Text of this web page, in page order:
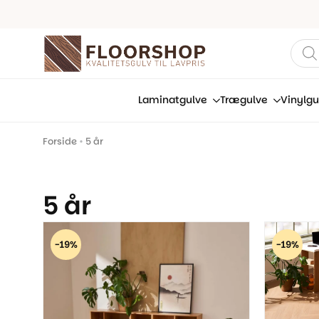
Laminatgulve Trægulve
Forside • 5 år
5 år
-19% -19%